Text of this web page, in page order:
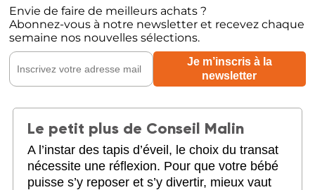
Envie de faire de meilleurs achats ?
Abonnez-vous à notre newsletter et recevez chaque
semaine nos nouvelles sélections.
Le petit plus de Conseil Malin
A l’instar des tapis d’éveil, le choix du transat
nécessite une réflexion. Pour que votre bébé
puisse s’y reposer et s’y divertir, mieux vaut